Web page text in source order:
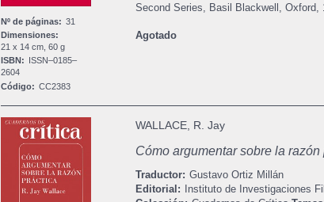
Nº de páginas: 31
Dimensiones:
21 x 14 cm, 60 g
ISBN:
ISSN–0185–
2604
Código: CC2383
Second Series, Basil Blackwell, Oxford,
Agotado
WALLACE, R. Jay
Cómo argumentar sobre la razón
Traductor: Gustavo Ortiz Millán
Editorial:
Instituto de Investigaciones